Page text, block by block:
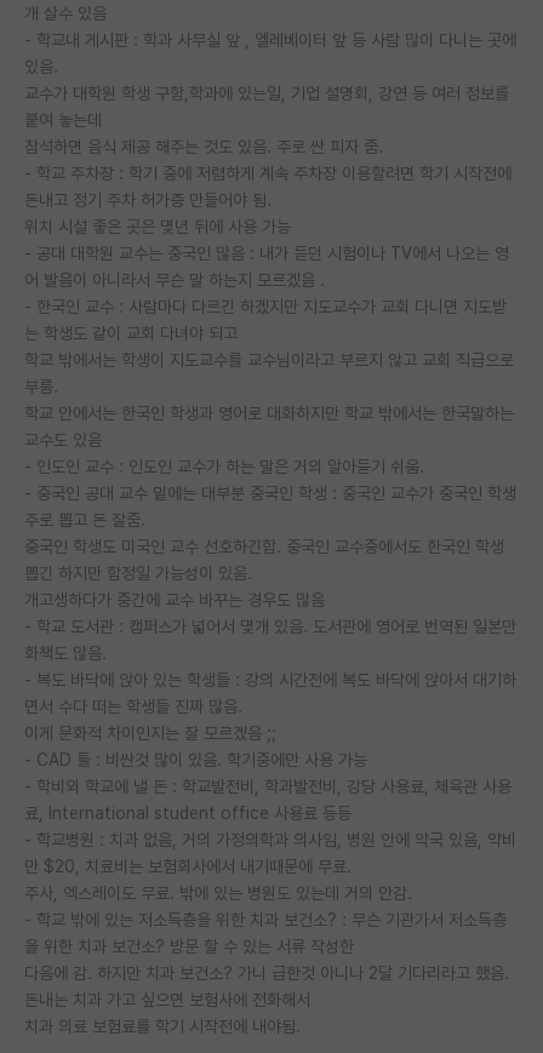
임용 정보 게시판
취업 게시판
임용 후기 게시판
PI 전용 게시판
인문사회 계열 게시판
특수/전문대학원 게시판
반도체/AI 게시판
장학금/장학생 게시판
학술 정보 게시판
홍보 게시판
커리어
유학교육
이벤트
반도체 아카데미
재팬라운지 🌸
개 살수 있음
- 학교내 게시판 : 학과 사무실 앞 , 엘레베이터 앞 등 사람 많이 다니는 곳에
있음.
교수가 대학원 학생 구함,학과에 있는일, 기업 설명회, 강연 등 여러 정보를
붙여 놓는데
참석하면 음식 제공 해주는 것도 있음. 주로 싼 피자 줌.
- 학교 주차장 : 학기 중에 저렴하게 계속 주차장 이용할려면 학기 시작전에
돈내고 정기 주차 허가증 만들어야 됨.
위치 시설 좋은 곳은 몇년 뒤에 사용 가능
- 공대 대학원 교수는 중국인 많음 : 내가 듣던 시험이나 TV에서 나오는 영
어 발음이 아니라서 무슨 말 하는지 모르겠음 .
- 한국인 교수 : 사람마다 다르긴 하겠지만 지도교수가 교회 다니면 지도받
는 학생도 같이 교회 다녀야 되고
학교 밖에서는 학생이 지도교수를 교수님이라고 부르지 않고 교회 직급으로
부름.
학교 안에서는 한국인 학생과 영어로 대화하지만 학교 밖에서는 한국말하는
교수도 있음
- 인도인 교수 : 인도인 교수가 하는 말은 거의 알아듣기 쉬움.
- 중국인 공대 교수 밑에는 대부분 중국인 학생 : 중국인 교수가 중국인 학생
주로 뽑고 돈 잘줌.
중국인 학생도 미국인 교수 선호하긴함. 중국인 교수중에서도 한국인 학생
뽑긴 하지만 함정일 가능성이 있음.
개고생하다가 중간에 교수 바꾸는 경우도 많음
- 학교 도서관 : 캠퍼스가 넓어서 몇개 있음. 도서관에 영어로 번역된 일본만
화책도 많음.
- 복도 바닥에 앉아 있는 학생들 : 강의 시간전에 복도 바닥에 앉아서 대기하
면서 수다 떠는 학생들 진짜 많음.
이게 문화적 차이인지는 잘 모르겠음 ;;
- CAD 툴 : 비싼것 많이 있음. 학기중에만 사용 가능
- 학비외 학교에 낼 돈 : 학교발전비, 학과발전비, 강당 사용료, 체육관 사용
료, International student office 사용료 등등
- 학교병원 : 치과 없음, 거의 가정의학과 의사임, 병원 안에 약국 있음, 약비
만 $20, 치료비는 보험회사에서 내기때문에 무료.
주사, 엑스레이도 무료. 밖에 있는 병원도 있는데 거의 안감.
- 학교 밖에 있는 저소득층을 위한 치과 보건소? : 무슨 기관가서 저소득층
을 위한 치과 보건소? 방문 할 수 있는 서류 작성한
다음에 감. 하지만 치과 보건소? 가니 급한것 아니나 2달 기다리라고 했음.
돈내는 치과 가고 싶으면 보험사에 전화해서
치과 의료 보험료를 학기 시작전에 내야됨.